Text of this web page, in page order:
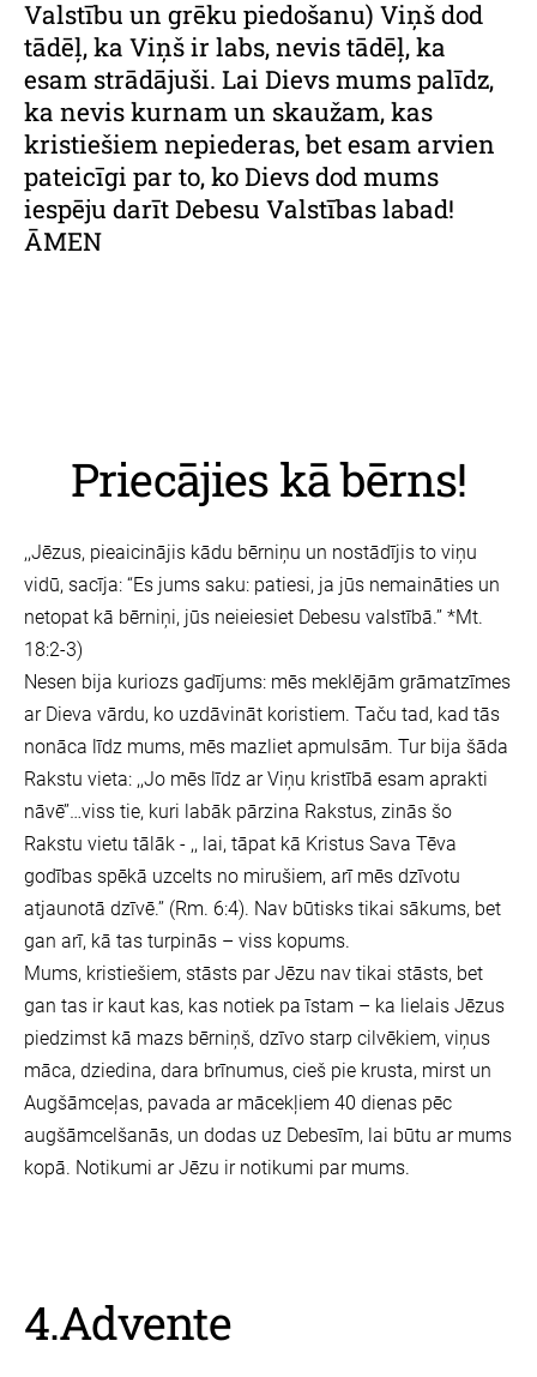
Valstību un grēku piedošanu) Viņš dod
tādēļ, ka Viņš ir labs, nevis tādēļ, ka
esam strādājuši. Lai Dievs mums palīdz,
ka nevis kurnam un skaužam, kas
kristiešiem nepiederas, bet esam arvien
pateicīgi par to, ko Dievs dod mums
iespēju darīt Debesu Valstības labad!
ĀMEN
Priecājies kā bērns!
,,Jēzus, pieaicinājis kādu bērniņu un nostādījis to viņu
vidū, sacīja: “Es jums saku: patiesi, ja jūs nemaināties un
netopat kā bērniņi, jūs neieiesiet Debesu valstībā.’’ *Mt.
18:2-3)
Nesen bija kuriozs gadījums: mēs meklējām grāmatzīmes
ar Dieva vārdu, ko uzdāvināt koristiem. Taču tad, kad tās
nonāca līdz mums, mēs mazliet apmulsām. Tur bija šāda
Rakstu vieta: ,,Jo mēs līdz ar Viņu kristībā esam aprakti
nāvē’’…viss tie, kuri labāk pārzina Rakstus, zinās šo
Rakstu vietu tālāk - ,, lai, tāpat kā Kristus Sava Tēva
godības spēkā uzcelts no mirušiem, arī mēs dzīvotu
atjaunotā dzīvē.’’ (Rm. 6:4). Nav būtisks tikai sākums, bet
gan arī, kā tas turpinās – viss kopums.
Mums, kristiešiem, stāsts par Jēzu nav tikai stāsts, bet
gan tas ir kaut kas, kas notiek pa īstam – ka lielais Jēzus
piedzimst kā mazs bērniņš, dzīvo starp cilvēkiem, viņus
māca, dziedina, dara brīnumus, cieš pie krusta, mirst un
Augšāmceļas, pavada ar mācekļiem 40 dienas pēc
augšāmcelšanās, un dodas uz Debesīm, lai būtu ar mums
kopā. Notikumi ar Jēzu ir notikumi par mums.
4.Advente